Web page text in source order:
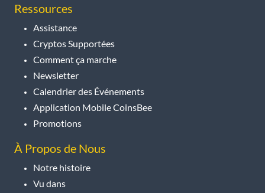
Ressources
Assistance
Cryptos Supportées
Comment ça marche
Newsletter
Calendrier des Événements
Application Mobile CoinsBee
Promotions
À Propos de Nous
Notre histoire
Vu dans